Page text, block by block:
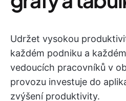
Udržet vysokou
každém podniku a
vedoucích pracovníků v
provozu investuje do
zvýšení produktivity.